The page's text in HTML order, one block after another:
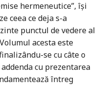
hermeneutice”, își
ceea ce deja s-a
punctul de vedere al
acesta este
se cu câte o
cu prezentarea
întreg